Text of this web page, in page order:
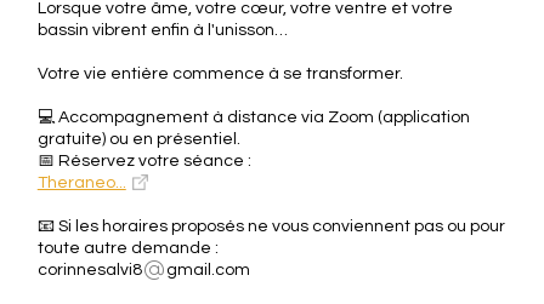
Lorsque votre âme, votre cœur, votre ventre et votre
bassin vibrent enfin à l'unisson…
Votre vie entière commence à se transformer.
💻 Accompagnement à distance via Zoom (application
gratuite) ou en présentiel.
📅 Réservez votre séance :
Theraneo...
📧 Si les horaires proposés ne vous conviennent pas ou pour
toute autre demande :
corinnesalvi8
gmail.com